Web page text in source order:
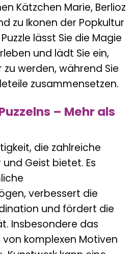
Kätzchen Marie, Berlioz
zu Ikonen der Popkultur
lässt Sie die Magie
und lädt Sie ein,
werden, während Sie
zusammensetzen.
– Mehr als
die zahlreiche
Geist bietet. Es
verbessert die
und fördert die
Insbesondere das
komplexen Motiven